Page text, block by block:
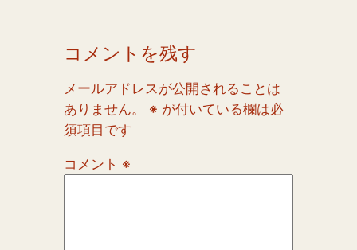
コメントを残す
メールアドレスが公開されることは
ありません。
※ が付いている欄は必
須項目です
コメント ※